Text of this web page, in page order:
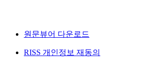
원문뷰어 다운로드
RISS 개인정보 재동의